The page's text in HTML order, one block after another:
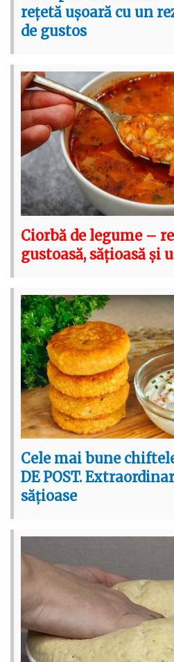
rețetă ușoară cu un
de gustos
Ciorbă de legume –
gustoasă, sățioasă și
Cele mai bune
DE POST.
sățioase